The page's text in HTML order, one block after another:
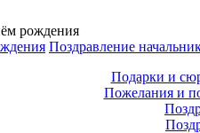
рождения
Поздравление
Подарки и
Пожелания и